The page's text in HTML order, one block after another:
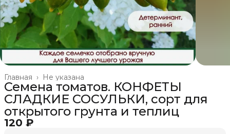
Не указана
Главная ›
Семена томатов. КОНФЕТЫ
СЛАДКИЕ СОСУЛЬКИ, сорт для
открытого грунта и теплиц
120 ₽